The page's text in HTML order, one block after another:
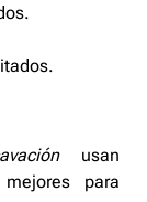
usan
para